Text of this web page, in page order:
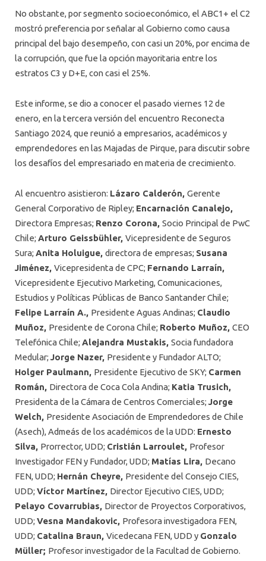
No obstante, por segmento socioeconómico, el ABC1+ el C2
mostró preferencia por señalar al Gobierno como causa
principal del bajo desempeño, con casi un 20%, por encima de
la corrupción, que fue la opción mayoritaria entre los
estratos C3 y D+E, con casi el 25%.
Este informe, se dio a conocer el pasado viernes 12 de
enero, en la tercera versión del encuentro Reconecta
Santiago 2024, que reunió a empresarios, académicos y
emprendedores en las Majadas de Pirque, para discutir sobre
los desafíos del empresariado en materia de crecimiento.
Al encuentro asistieron: Lázaro Calderón, Gerente
General Corporativo de Ripley; Encarnación Canalejo,
Directora Empresas; Renzo Corona, Socio Principal de PwC
Chile; Arturo Geissbühler, Vicepresidente de Seguros
Sura; Anita Holuigue, directora de empresas; Susana
Jiménez, Vicepresidenta de CPC; Fernando Larraín,
Vicepresidente Ejecutivo Marketing, Comunicaciones,
Estudios y Políticas Públicas de Banco Santander Chile;
Felipe Larraín A., Presidente Aguas Andinas; Claudio
Muñoz, Presidente de Corona Chile; Roberto Muñoz, CEO
Telefónica Chile; Alejandra Mustakis, Socia fundadora
Medular; Jorge Nazer, Presidente y Fundador ALTO;
Holger Paulmann, Presidente Ejecutivo de SKY; Carmen
Román, Directora de Coca Cola Andina; Katia Trusich,
Presidenta de la Cámara de Centros Comerciales; Jorge
Welch, Presidente Asociación de Emprendedores de Chile
(Asech), Admeás de los académicos de la UDD: Ernesto
Silva, Prorrector, UDD; Cristián Larroulet, Profesor
Investigador FEN y Fundador, UDD; Matías Lira, Decano
FEN, UDD; Hernán Cheyre, Presidente del Consejo CIES,
UDD; Víctor Martínez, Director Ejecutivo CIES, UDD;
Pelayo Covarrubias, Director de Proyectos Corporativos,
UDD; Vesna Mandakovic, Profesora investigadora FEN,
UDD; Catalina Braun, Vicedecana FEN, UDD y Gonzalo
Müller; Profesor investigador de la Facultad de Gobierno.